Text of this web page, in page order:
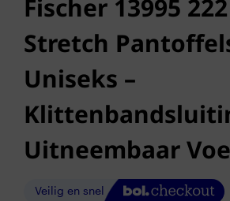
Fischer 13995
Stretch
Uniseks –
Uitneembaar